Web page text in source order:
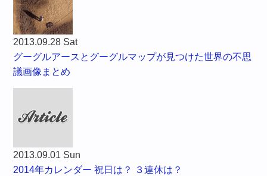
2013.09.28 Sat
グーグルアースとグーグルマップが見つけた世界の不思
議画像まとめ
2013.09.01 Sun
2014年カレンダー 祝日は？ ３連休は？